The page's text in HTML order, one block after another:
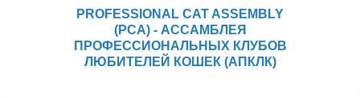
PROFESSIONAL CAT ASSEMBLY
(PCA) - АССАМБЛЕЯ
ПРОФЕССИОНАЛЬНЫХ КЛУБОВ
ЛЮБИТЕЛЕЙ КОШЕК (АПКЛК)